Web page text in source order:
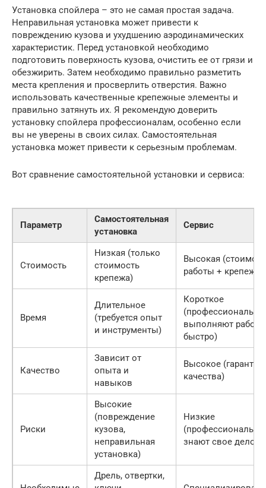
Установка спойлера – это не самая простая задача.
Неправильная установка может привести к
повреждению кузова и ухудшению аэродинамических
характеристик. Перед установкой необходимо
подготовить поверхность кузова, очистить ее от грязи и
обезжирить. Затем необходимо правильно разметить
места крепления и просверлить отверстия. Важно
использовать качественные крепежные элементы и
правильно затянуть их. Я рекомендую доверить
установку спойлера профессионалам, особенно если
вы не уверены в своих силах. Самостоятельная
установка может привести к серьезным проблемам.
Вот сравнение самостоятельной установки и сервиса:
Параметр
Самостоятельная
установка
Сервис
Стоимость
Низкая (только
стоимость
крепежа)
Высокая
работы + крепеж)
Время
Длительное
(требуется опыт
и инструменты)
Короткое
(профессионалы
выполняют работу
быстро)
Качество
Зависит от
опыта и
навыков
Высокое (гарантия
качества)
Риски
Высокие
(повреждение
кузова,
неправильная
установка)
Низкие
(профессионалы
знают свое дело)
Дрель, отвертки,